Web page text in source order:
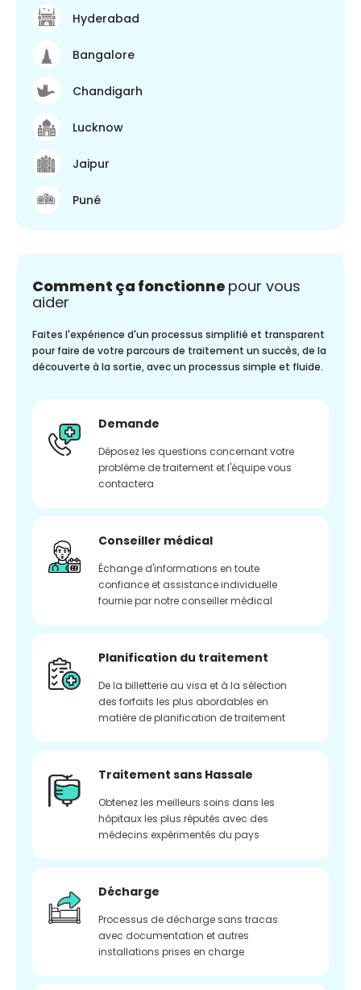
Hyderabad
Bangalore
Chandigarh
Lucknow
Jaipur
Puné
Comment ça fonctionne pour vous
aider
Faites l'expérience d'un processus simplifié et transparent
pour faire de votre parcours de traitement un succès, de la
découverte à la sortie, avec un processus simple et fluide.
Demande
Déposez les questions concernant votre
problème de traitement et l'équipe vous
contactera
Conseiller médical
Échange d'informations en toute
confiance et assistance individuelle
fournie par notre conseiller médical
Planification du traitement
De la billetterie au visa et à la sélection
des forfaits les plus abordables en
matière de planification de traitement
Traitement sans Hassale
Obtenez les meilleurs soins dans les
hôpitaux les plus réputés avec des
médecins expérimentés du pays
Décharge
Processus de décharge sans tracas
avec documentation et autres
installations prises en charge